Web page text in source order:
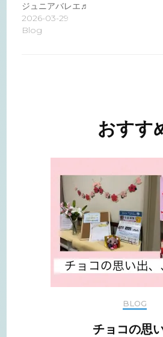
ジュニアバレエ♬
2026-03-29
Blog
おすす
BLOG
チョコの思